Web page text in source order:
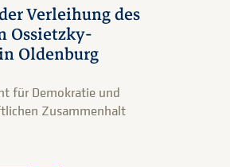
Verleihung des
Ossietzky-
Oldenburg
für Demokratie und
Zusammenhalt